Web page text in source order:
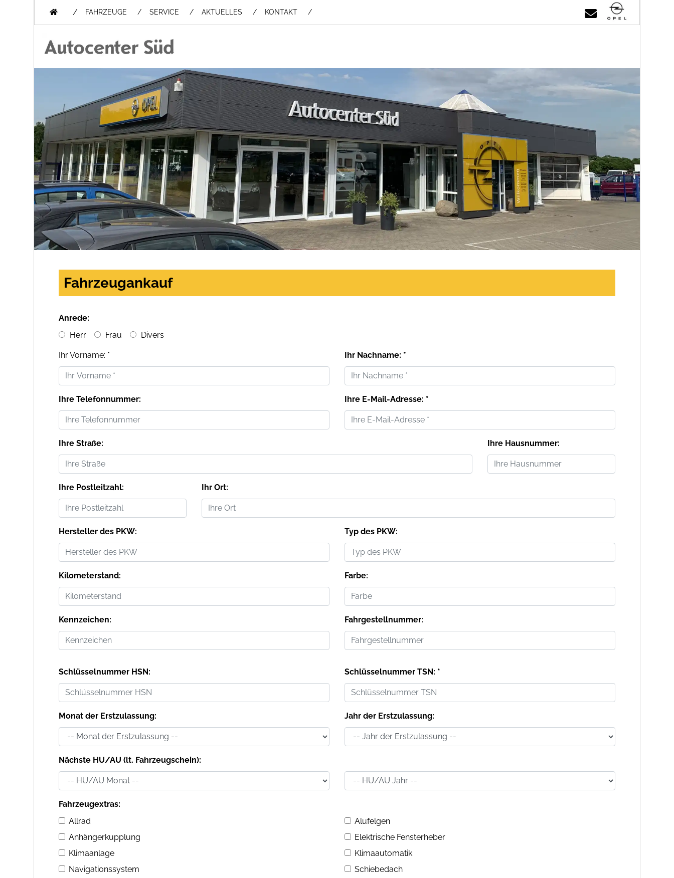
/ FAHRZEUGE SERVICE AKTUELLES KONTAKT
Fahrzeugankauf
Anrede:
Herr
Frau Divers
Ihr Vorname: * Ihr Nachname: *
Ihre Telefonnummer: Ihre E-Mail-Adresse: *
Ihre Straße: Ihre Hausnummer:
Ihre Postleitzahl: Ihr Ort:
Hersteller des PKW: Typ des PKW:
Kilometerstand: Farbe:
Kennzeichen: Fahrgestellnummer:
Schlüsselnummer HSN: Schlüsselnummer TSN: *
Monat der Erstzulassung: Jahr der Erstzulassung:
Nächste HU/AU (lt. Fahrzeugschein):
Fahrzeugextras:
Allrad
Alufelgen
Anhängerkupplung
Elektrische Fensterheber
Klimaanlage
Klimaautomatik
Navigationssystem
Schiebedach